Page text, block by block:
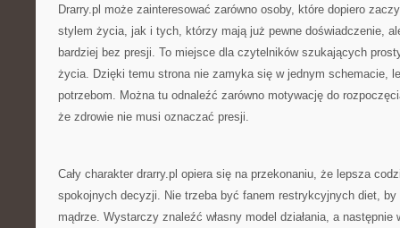
Drarry.pl może zainteresować zarówno osoby, które dopiero
stylem życia, jak i tych, którzy mają już pewne doświadczenie,
bardziej bez presji. To miejsce dla czytelników szukających
życia. Dzięki temu strona nie zamyka się w jednym schemacie,
potrzebom. Można tu odnaleźć zarówno motywację do
że zdrowie nie musi oznaczać presji.
Cały charakter drarry.pl opiera się na przekonaniu, że lepsza
spokojnych decyzji. Nie trzeba być fanem restrykcyjnych diet,
mądrze. Wystarczy znaleźć własny model działania, a następnie